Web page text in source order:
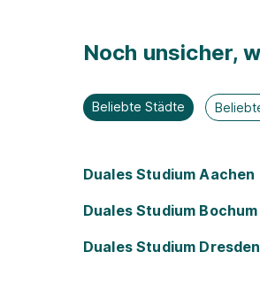
Noch unsicher,
Beliebte Städte
Duales Studium Aachen
Duales Studium Bochum
Duales Studium Dresden